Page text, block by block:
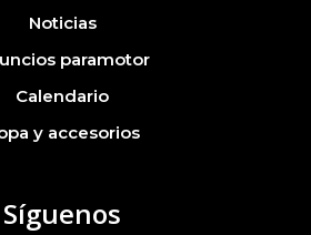
Noticias
paramotor
Calendario
y accesorios
Síguenos